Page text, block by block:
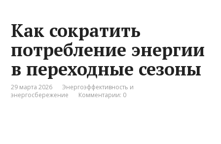
Как сократить
потребление энергии
в переходные сезоны
29 марта 2026
Энергоэффективность и
энергосбережение
Комментарии: 0